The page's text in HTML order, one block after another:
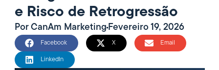
e Risco de Retrogressão
PorCanAm MarketingFevereiro 19, 2026
Facebook X Email
LinkedIn